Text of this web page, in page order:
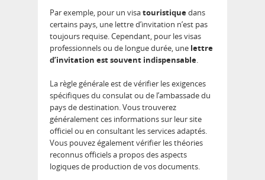
Par exemple, pour un visatouristiquedans
certains pays, une lettre d’invitation n’est pas
toujours requise. Cependant, pour les visas
professionnels ou de longue durée, une lettre
d’invitation est souvent indispensable.
La règle générale est de vérifier les exigences
spécifiques du consulat ou de l’ambassade du
pays de destination. Vous trouverez
généralement ces informations sur leur site
officiel ou en consultant les services adaptés.
Vous pouvez également vérifier les théories
reconnus officiels a propos des aspects
logiques de production de vos documents.